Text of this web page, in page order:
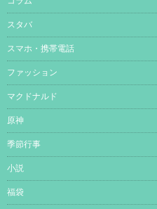
スタバ
スマホ・携帯電話
ファッション
マクドナルド
原神
季節行事
小説
福袋